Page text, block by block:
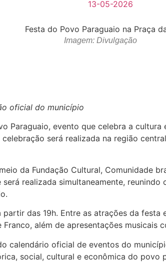
13-05-2026
Imagem: Divulgação
oficial do município
Paraguaio, evento que celebra a
será realizada na região
da Fundação Cultural, Comunidade
realizada simultaneamente,
das 19h. Entre as atrações da
além de apresentações musicais
calendário oficial de eventos do
social, cultural e econômica do povo